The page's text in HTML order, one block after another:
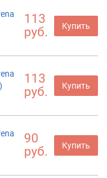
113
руб.
Купить
113
руб.
Купить
90
руб.
Купить